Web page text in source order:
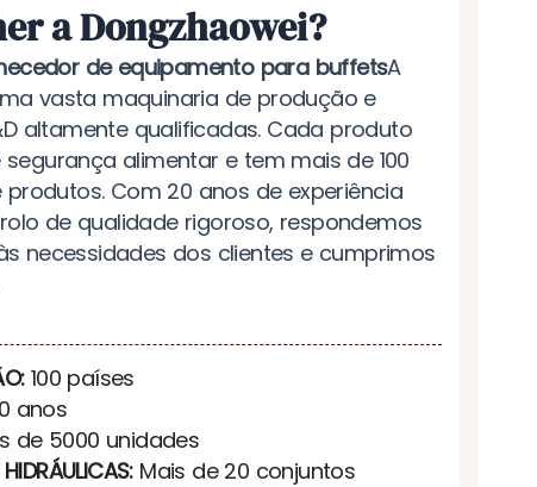
a Dongzhaowei?
de equipamento para buffetsA
vasta maquinaria de produção e
altamente qualificadas. Cada produto
alimentar e tem mais de 100
Com 20 anos de experiência
de qualidade rigoroso, respondemos
necessidades dos clientes e cumprimos
100 países
anos
de 5000 unidades
Mais de 20 conjuntos